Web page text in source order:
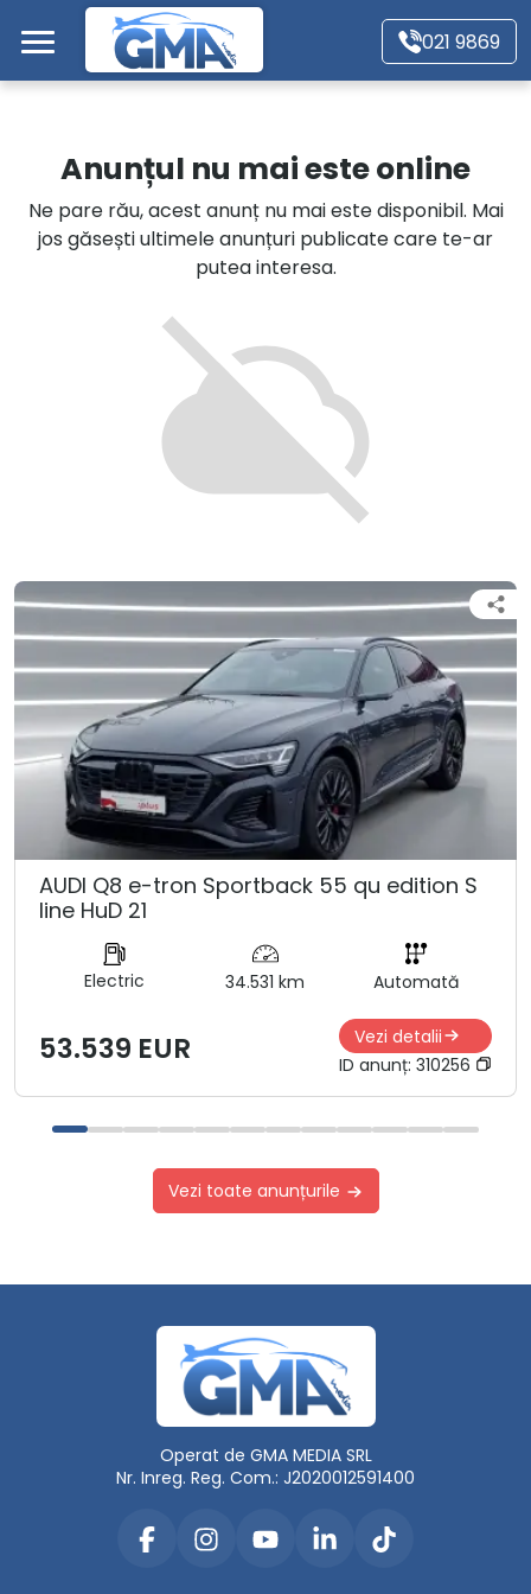
Mergi direct la conținutul principal
021 9869
Autoturisme
Motociclete
Autoutilitare
Alte tipuri vehicule
Anunțul nu mai este online
Ne pare rău, acest anunț nu mai este disponibil. Mai
jos găsești ultimele anunțuri publicate care te-ar
putea interesa.
AUDI Q8 e-tron Sportback 55 qu edition S
line HuD 21
Electric 34.531 km Automată
53.539 EUR
Vezi detalii
ID anunț: 310256
Vezi toate anunțurile
Operat de GMA MEDIA SRL
Nr. Inreg. Reg. Com.: J2020012591400